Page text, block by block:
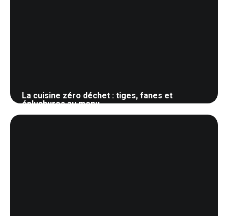
La cuisine zéro déchet : tiges, fanes et
épluchures au menu